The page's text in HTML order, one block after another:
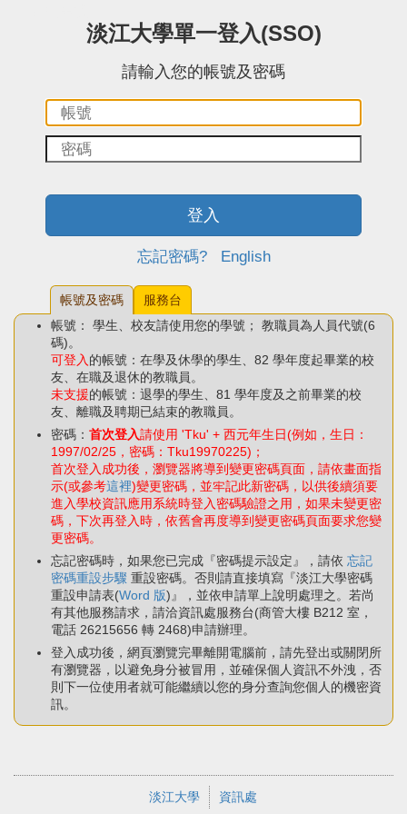
淡江大學單一登入(SSO)
請輸入您的帳號及密碼
碼：
登入
忘記密碼? English
帳號及密碼
服務台
帳號： 學生、校友請使用您的學號； 教職員為人員代號(6
碼)。
可登入 的帳號：在學及休學的學生、82 學年度起畢業的校
友、在職及退休的教職員。
未支援的帳號：退學的學生、81 學年度及之前畢業的校
友、離職及聘期已結束的教職員。
密碼： 首次登入請使用 'Tku' + 西元年生日(例如，生日：
1997/02/25，密碼：Tku19970225)；
首次登入成功後，瀏覽器將導到變更密碼頁面，請依畫面指
示(或參考這裡)變更密碼，並牢記此新密碼，以供後續須要
進入學校資訊應用系統時登入密碼驗證之用，如果未變更密
碼，下次再登入時，依舊會再度導到變更密碼頁面要求您變
更密碼。
忘記密碼時，如果您已完成『密碼提示設定』，請依 忘記
密碼重設步驟 重設密碼。否則請直接填寫『淡江大學密碼
重設申請表(Word 版)』，並依申請單上說明處理之。若尚
有其他服務請求，請洽資訊處服務台(商管大樓 B212 室，
電話 26215656 轉 2468)申請辦理。
登入成功後，網頁瀏覽完畢離開電腦前，請先登出或關閉所
有瀏覽器，以避免身分被冒用，並確保個人資訊不外洩，否
則下一位使用者就可能繼續以您的身分查詢您個人的機密資
訊。
淡江大學 資訊處